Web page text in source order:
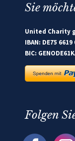
Sie
United Charity
IBAN: DE75
BIC:
Folgen